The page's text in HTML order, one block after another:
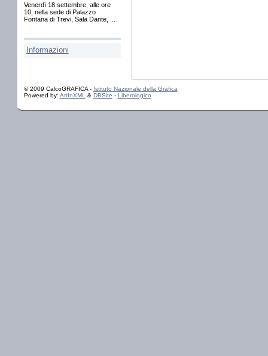
Venerdì 18 settembre, alle ore
10, nella sede di Palazzo
Fontana di Trevi, Sala Dante, ...
Informazioni
© 2009 CalcoGRAFICA - Istituto Nazionale della Grafica
Powered by: ArtInXML& DBSite - Liberologico